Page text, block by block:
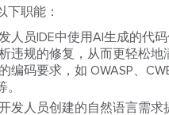
下职能：
人员IDE中使用AI生成的代
违规的修复，从而更轻松地
编码要求，如 OWASP、
。
发人员创建的自然语言需求